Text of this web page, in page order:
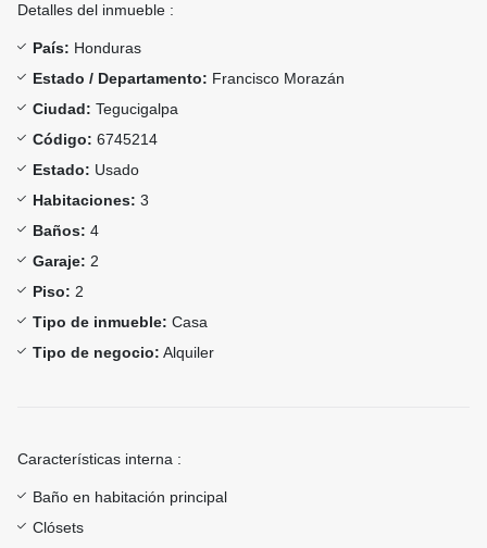
Detalles del inmueble :
País: Honduras
Estado / Departamento: Francisco Morazán
Ciudad: Tegucigalpa
Código: 6745214
Estado: Usado
Habitaciones: 3
Baños: 4
Garaje: 2
Piso: 2
Tipo de inmueble: Casa
Tipo de negocio: Alquiler
Características interna :
Baño en habitación principal
Clósets